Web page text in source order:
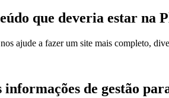
que deveria estar na
ajude a fazer um site mais completo,
de gestão